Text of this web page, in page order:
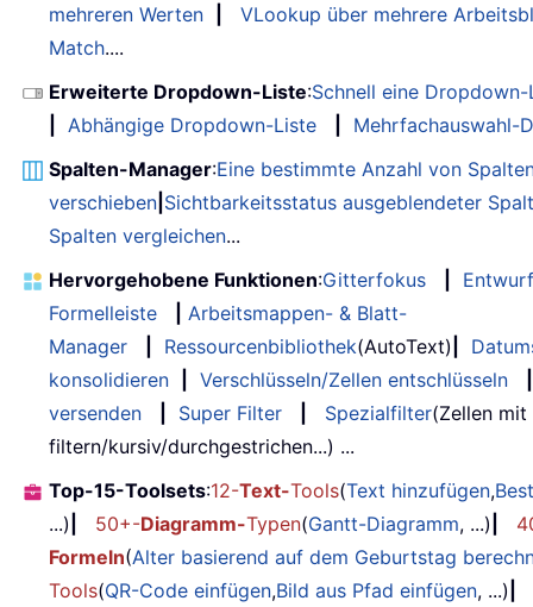
mehreren Werten
VLookup über mehrere
Match....
Erweiterte Dropdown-Liste:Schnell eine
Abhängige Dropdown-Liste
Mehrfachauswahl-
Spalten-Manager:Eine bestimmte Anzahl von
verschieben Sichtbarkeitsstatus ausgeblendeter
Spalten vergleichen...
Hervorgehobene Funktionen:Gitterfokus
Entwurf
Formelleiste
Arbeitsmappen- & Blatt-
Manager
Ressourcenbibliothek(AutoText)
konsolidieren
Verschlüsseln/Zellen entschlüsseln
versenden
Super Filter Spezialfilter(Zellen
filtern/kursiv/durchgestrichen...) ...
Top-15-Toolsets:12-Text-Tools(Text hinzufügen,
...)
50+-Diagramm-Typen(Gantt-Diagramm, ...)
Formeln(Alter basierend auf dem Geburtstag
Tools(QR-Code einfügen,Bild aus Pfad einfügen, ...)